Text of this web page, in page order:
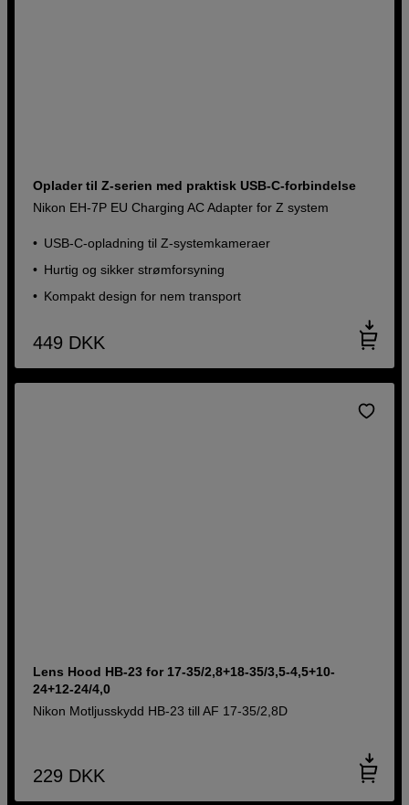
Oplader til Z-serien med praktisk USB-C-forbindelse
Nikon EH-7P EU Charging AC Adapter for Z system
USB-C-opladning til Z-systemkameraer
Hurtig og sikker strømforsyning
Kompakt design for nem transport
449 DKK
Lens Hood HB-23 for 17-35/2,8+18-35/3,5-4,5+10-
24+12-24/4,0
Nikon Motljusskydd HB-23 till AF 17-35/2,8D
229 DKK